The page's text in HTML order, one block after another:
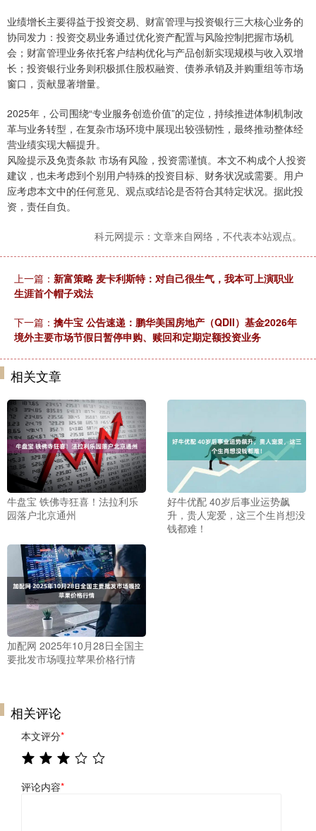
业绩增长主要得益于投资交易、财富管理与投资银行三大核心业务的
协同发力：投资交易业务通过优化资产配置与风险控制把握市场机
会；财富管理业务依托客户结构优化与产品创新实现规模与收入双增
长；投资银行业务则积极抓住股权融资、债券承销及并购重组等市场
窗口，贡献显著增量。
2025年，公司围绕“专业服务创造价值”的定位，持续推进体制机制改
革与业务转型，在复杂市场环境中展现出较强韧性，最终推动整体经
营业绩实现大幅提升。
风险提示及免责条款 市场有风险，投资需谨慎。本文不构成个人投资
建议，也未考虑到个别用户特殊的投资目标、财务状况或需要。用户
应考虑本文中的任何意见、观点或结论是否符合其特定状况。据此投
资，责任自负。
科元网提示：文章来自网络，不代表本站观点。
上一篇： 新富策略 麦卡利斯特：对自己很生气，我本可上演职业
生涯首个帽子戏法
下一篇： 擒牛宝 公告速递：鹏华美国房地产（QDII）基金2026年
境外主要市场节假日暂停申购、赎回和定期定额投资业务
相关文章
牛盘宝 铁佛寺狂喜！法拉利乐
园落户北京通州
好牛优配 40岁后事业运势飙
升，贵人宠爱，这三个生肖想没
钱都难！
加配网 2025年10月28日全国主
要批发市场嘎拉苹果价格行情
相关评论
本文评分*
评论内容*